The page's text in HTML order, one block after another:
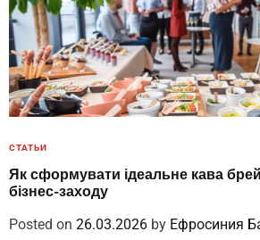
СТАТЬИ
Як сформувати ідеальне кава
бізнес-заходу
Posted on 26.03.2026 by Ефросиния